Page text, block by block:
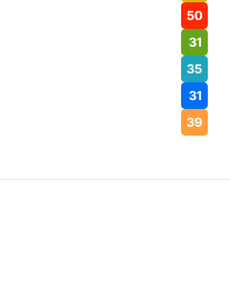
50
31
35
31
39